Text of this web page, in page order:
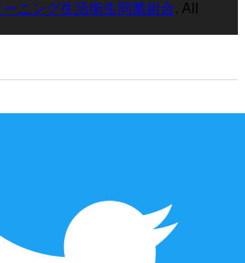
ーニング生活衛生同業組合. All